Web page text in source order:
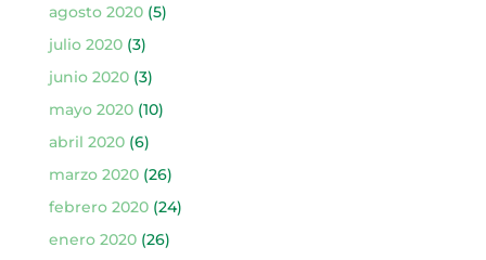
agosto 2020(5)
julio 2020(3)
junio 2020(3)
mayo 2020(10)
abril 2020(6)
marzo 2020(26)
febrero 2020(24)
enero 2020(26)